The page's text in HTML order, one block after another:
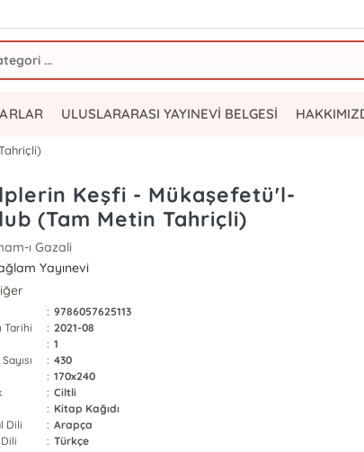
ULUSLARARASI YAYINEVİ BELGESİ
Keşfi - Mükaşefetü'l-
(Tam Metin Tahriçli)
ı Gazali
Yayınevi
: 9786057625113
Tarihi
: 2021-08
: 1
: 430
: 170x240
: Ciltli
: Kitap Kağıdı
Dili
: Arapça
: Türkçe